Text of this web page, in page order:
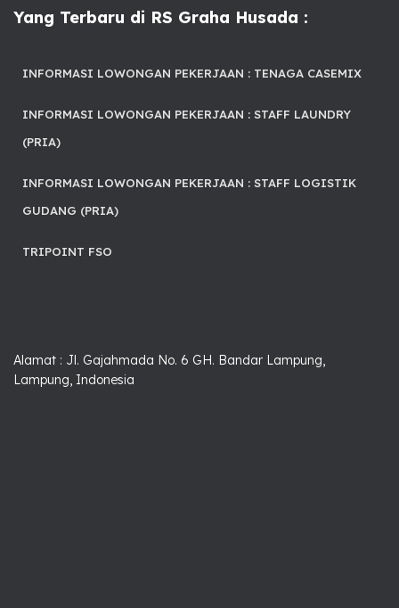
Yang Terbaru di RS Graha Husada :
INFORMASI LOWONGAN PEKERJAAN : TENAGA CASEMIX
INFORMASI LOWONGAN PEKERJAAN : STAFF LAUNDRY
(PRIA)
INFORMASI LOWONGAN PEKERJAAN : STAFF LOGISTIK
GUDANG (PRIA)
TRIPOINT FSO
Alamat : Jl. Gajahmada No. 6 GH. Bandar Lampung,
Lampung, Indonesia